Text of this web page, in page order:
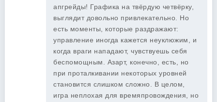
апгрейды! Графика на твёрдую четвёрку,
выглядит довольно привлекательно. Но
есть моменты, которые раздражают:
управление иногда кажется неуклюжим, и
когда враги нападают, чувствуешь себя
беспомощным. Азарт, конечно, есть, но
при проталкивании некоторых уровней
становится слишком сложно. В целом,
игра неплохая для времяпровождения, но